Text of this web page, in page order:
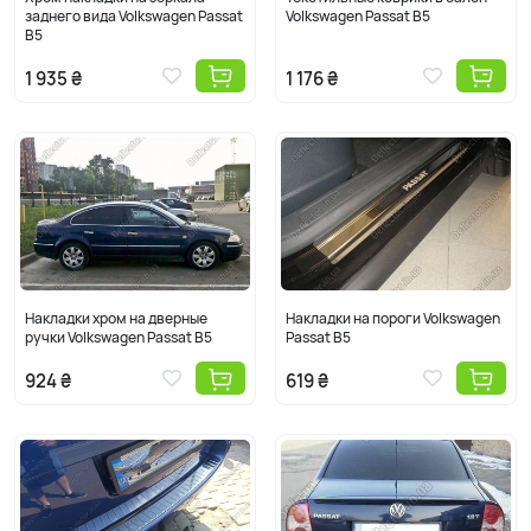
заднего вида Volkswagen Passat
B5
1 935 ₴
Volkswagen Passat B5
1 176 ₴
Накладки хром на дверные
ручки Volkswagen Passat B5
924 ₴
Накладки на пороги Volkswagen
Passat B5
619 ₴